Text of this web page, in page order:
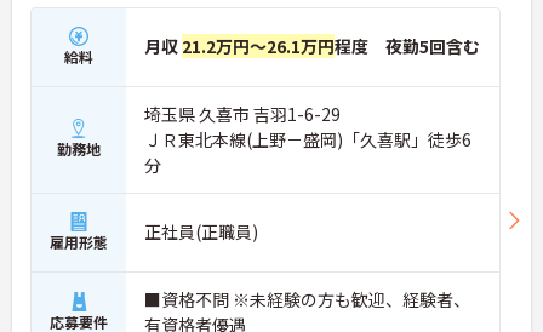
給料 月収 21.2万円～26.1万円程度 夜勤5回含む
勤務地
埼玉県 久喜市 吉羽1-6-29
ＪＲ東北本線(上野－盛岡)「久喜駅」徒歩6
分
雇用形態 正社員(正職員)
応募要件
■資格不問 ※未経験の方も歓迎、経験者、
有資格者優遇